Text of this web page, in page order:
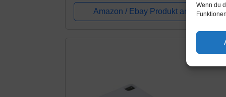
Wenn du
Amazon / Ebay Produkt ansehen*